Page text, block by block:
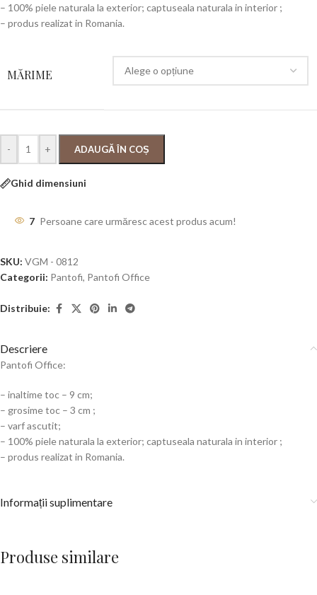
– 100% piele naturala la exterior; captuseala naturala in interior ;
– produs realizat in Romania.
MĂRIME
- + ADAUGĂ ÎN COȘ
Ghid dimensiuni
7 Persoane care urmăresc acest produs acum!
SKU: VGM - 0812
Categorii: Pantofi, Pantofi Office
Distribuie:
Descriere
Pantofi Office:
– inaltime toc – 9 cm;
– grosime toc – 3 cm ;
– varf ascutit;
– 100% piele naturala la exterior; captuseala naturala in interior ;
– produs realizat in Romania.
Informații suplimentare
Produse similare